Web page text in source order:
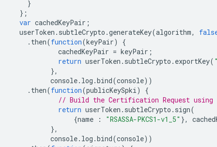
}
};
var cachedKeyPair ;
userToken . subtleCrypto .generateKey(algorithm,
. then(function(keyPair)
{
cachedKeyPair = keyPair ;
return userToken . subtleCrypto . exportKey(
},
console. log .bind(console))
. then(function(publicKeySpki)
{
// Build the Certification Request
return userToken . subtleCrypto . sign(
{name : "RSASSA-PKCS1-v1_5" },
},
console. log .bind(console))